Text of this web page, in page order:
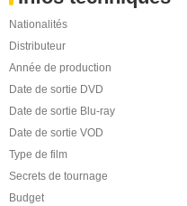
Nationalités
Distributeur
Année de production
Date de sortie DVD
Date de sortie Blu-ray
Date de sortie VOD
Type de film
Secrets de tournage
Budget